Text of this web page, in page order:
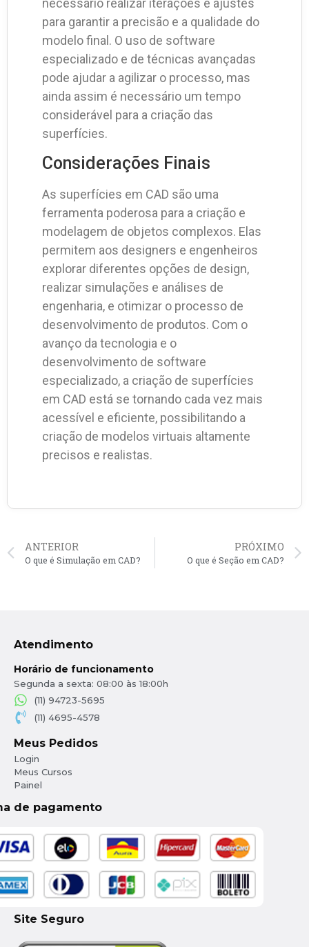
necessário realizar iterações e ajustes
para garantir a precisão e a qualidade do
modelo final. O uso de software
especializado e de técnicas avançadas
pode ajudar a agilizar o processo, mas
ainda assim é necessário um tempo
considerável para a criação das
superfícies.
Considerações Finais
As superfícies em CAD são uma
ferramenta poderosa para a criação e
modelagem de objetos complexos. Elas
permitem aos designers e engenheiros
explorar diferentes opções de design,
realizar simulações e análises de
engenharia, e otimizar o processo de
desenvolvimento de produtos. Com o
avanço da tecnologia e o
desenvolvimento de software
especializado, a criação de superfícies
em CAD está se tornando cada vez mais
acessível e eficiente, possibilitando a
criação de modelos virtuais altamente
precisos e realistas.
ANTERIOR
O que é Simulação em CAD?
PRÓXIMO
O que é Seção em CAD?
Atendimento
Horário de funcionamento
Segunda a sexta: 08:00 às 18:00h
(11) 94723-5695
(11) 4695-4578
Meus Pedidos
Login
Meus Cursos
Painel
de pagamento
Site Seguro